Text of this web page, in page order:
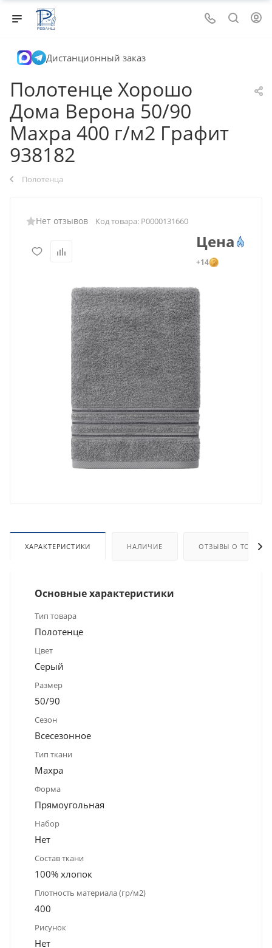
Дистанционный заказ
Полотенце Хорошо
Дома Верона 50/90
Махра 400 г/м2 Графит
938182
Полотенца
Нет отзывов Код товара: Р0000131660
Цена
+14
ХАРАКТЕРИСТИКИ НАЛИЧИЕ ОТЗЫВЫ О ТОВАРЕ
Основные характеристики
Тип товара
Полотенце
Цвет
Серый
Размер
50/90
Сезон
Всесезонное
Тип ткани
Махра
Форма
Прямоугольная
Набор
Нет
Состав ткани
100% хлопок
Плотность материала (гр/м2)
400
Рисунок
Нет